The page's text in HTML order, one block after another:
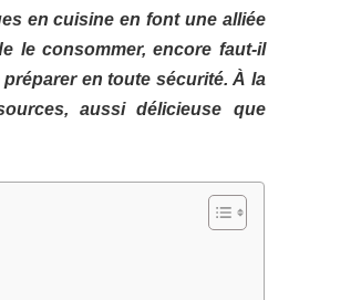
en cuisine en font une alliée
le consommer, encore faut-il
en toute sécurité. À la
aussi délicieuse que